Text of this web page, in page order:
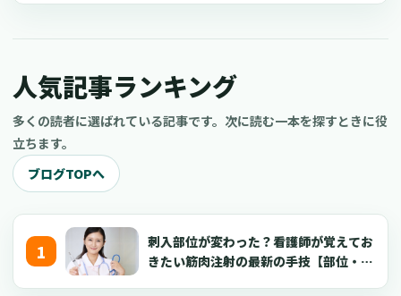
看護師がYouTube副業を成功させるコツについてご紹介します。
に興味がある一般の方もぜひ参考にしてくださいね。
人気記事ランキング
多くの読者に選ばれている記事です。次に読む一本を探すときに役
立ちます。
ブログTOPへ
刺入部位が変わった？看護師が覚えてお
きたい筋肉注射の最新の手技【部位・